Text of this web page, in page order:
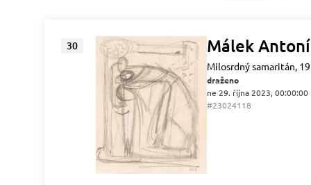
30 Málek
Milosrdný samaritán,
draženo
ne 29. října 2023, 00:00:00
#23024118